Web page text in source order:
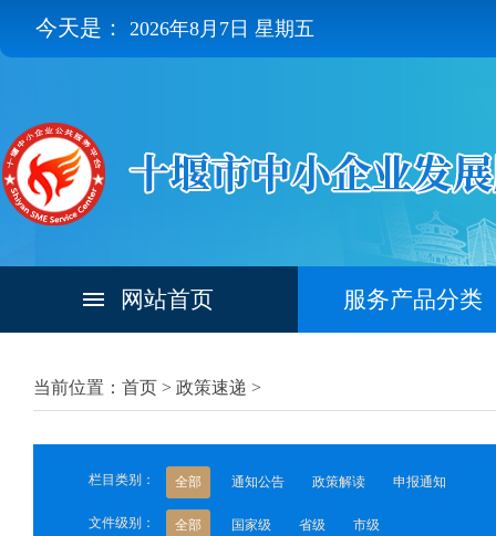
今天是： 2026年8月7日 星期五
网站首页 服务产品分类
当前位置：首页 > 政策速递 >
栏目类别： 全部 通知公告 政策解读 申报通知
文件级别： 全部 国家级 省级 市级